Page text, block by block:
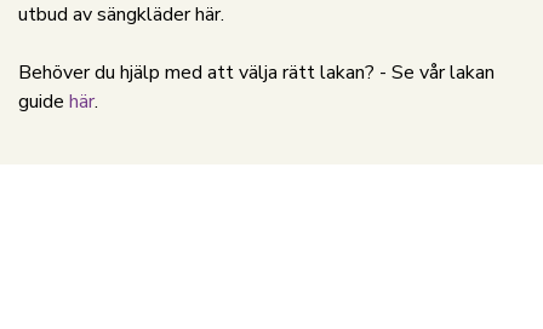
utbud av sängkläder här.
Behöver du hjälp med att välja rätt lakan? - Se vår lakan
guide här.